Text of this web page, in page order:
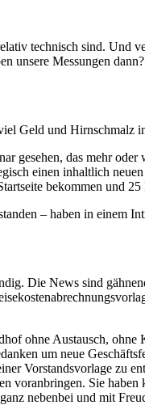
technisch sind. Und
unsere Messungen dann?
Geld und Hirnschmalz
gesehen, das mehr
einen inhaltlich
bekommen und
– haben in einem
Die News sind
ohne Austausch,
um neue
Vorstandsvorlage zu
voranbringen. Sie
nebenbei und mit